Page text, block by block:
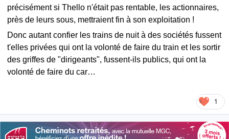
précisément si Thello n'était pas rentable, les actionnaires,
près de leurs sous, mettraient fin à son exploitation !
Donc autant confier les trains de nuit à des sociétés fussent
t'elles privées qui ont la volonté de faire du train et les sortir
des griffes de "dirigeants", fussent-ils publics, qui ont la
volonté de faire du car…
1